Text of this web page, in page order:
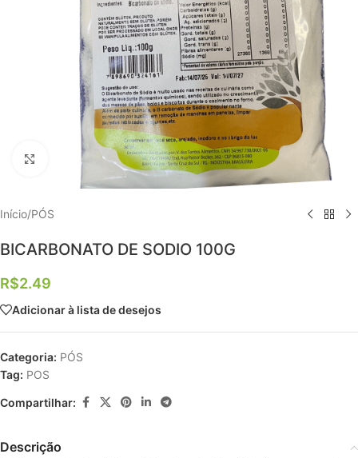
Clique para ampliar
Início/PÓS
BICARBONATO DE SODIO 100G
R$2.49
Adicionar à lista de desejos
Categoria: PÓS
Tag: POS
Compartilhar:
Descrição